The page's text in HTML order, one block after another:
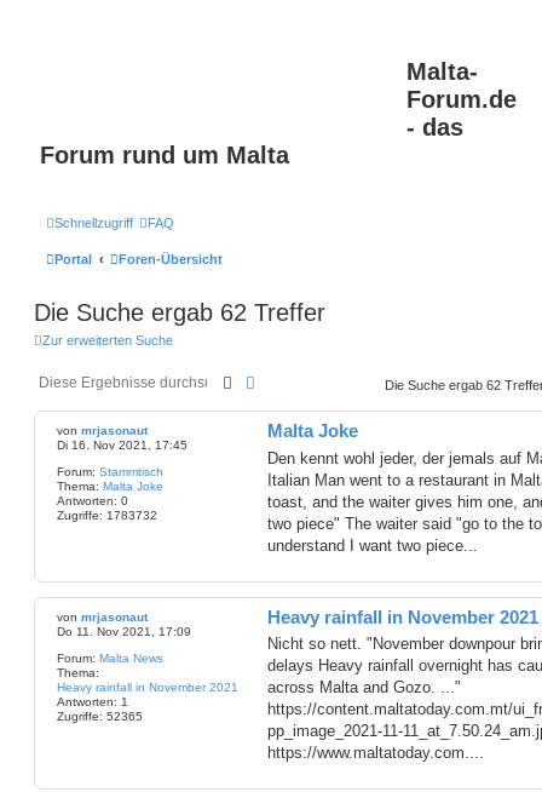
Malta-
Forum.de
- das
Forum rund um Malta
Schnellzugriff FAQ
Portal Foren-Übersicht
Die Suche ergab 62 Treffer
Zur erweiterten Suche
Suche Die Suche ergab 62
von mrjasonaut
Di 16. Nov 2021, 17:45
Forum: Stammtisch
Thema: Malta Joke
Antworten: 0
Zugriffe: 1783732
Malta Joke
Den kennt wohl jeder, der jemals auf
Italian Man went to a restaurant in
toast, and the waiter gives him one,
two piece" The waiter said "go to the
understand I want two piece...
von mrjasonaut
Do 11. Nov 2021, 17:09
Forum: Malta News
Thema:
Heavy rainfall in November 2021
Antworten: 1
Zugriffe: 52365
Heavy rainfall in November 2021
Nicht so nett. "November downpour
delays Heavy rainfall overnight has
across Malta and Gozo. ..."
https://content.maltatoday.com.mt/
pp_image_2021-11-
https://www.maltatoday.com....